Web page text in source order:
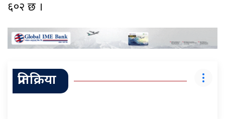
६०२ छ ।
प्रतिक्रिया